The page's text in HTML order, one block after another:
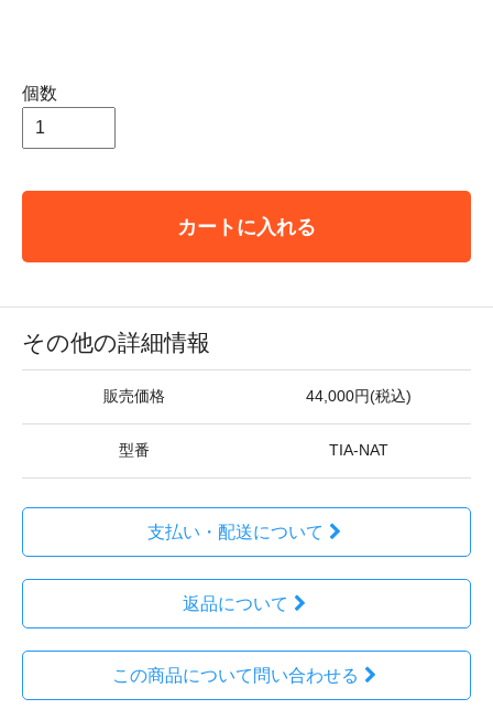
個数
カートに入れる
その他の詳細情報
販売価格 44,000円(税込)
型番 TIA-NAT
支払い・配送について
返品について
この商品について問い合わせる